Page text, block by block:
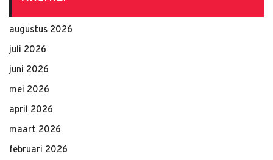
augustus 2026
juli 2026
juni 2026
mei 2026
april 2026
maart 2026
februari 2026